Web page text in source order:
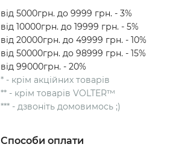
від 5000грн. до 9999 грн. - 3%
від 10000грн. до 19999 грн. - 5%
від 20000грн. до 49999 грн. - 10%
від 50000грн. до 98999 грн. - 15%
від 99000грн. - 20%
* - крім акційних товарів
** - крім товарів VOLTER™
*** - дзвоніть домовимось ;)
Способи оплати